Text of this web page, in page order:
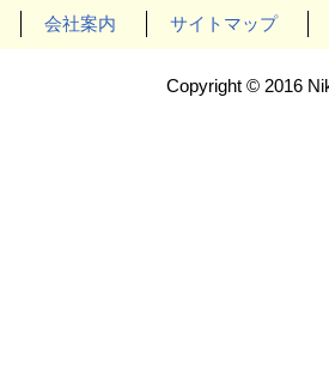
会社案内 サイトマップ
Copyright © 2016